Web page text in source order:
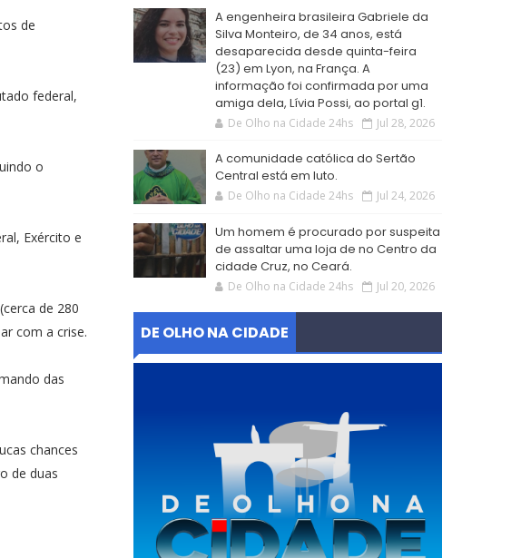
de
federal,
o
Exército e
de 280
com a crise.
das
chances
de duas
A engenheira brasileira Gabriele da
Silva Monteiro, de 34 anos, está
desaparecida desde quinta-feira
(23) em Lyon, na França. A
informação foi confirmada por uma
amiga dela, Lívia Possi, ao portal g1.
De Olho na Cidade 24hs Jul 28, 2026
A comunidade católica do Sertão
Central está em luto.
De Olho na Cidade 24hs Jul 24, 2026
Um homem é procurado por suspeita
de assaltar uma loja de no Centro da
cidade Cruz, no Ceará.
De Olho na Cidade 24hs Jul 20, 2026
DE OLHO NA CIDADE